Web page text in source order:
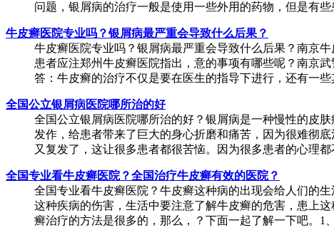
问题，银屑病的治疗一般是使用一些外用的药物，但是有些
牛皮癣医院专业吗？银屑病最严重会导致什么后果？
牛皮癣医院专业吗？银屑病最严重会导致什么后果？南京
患者应注郑州牛皮癣医院指出，意的事项有哪些呢？南京
答：牛皮癣的治疗不仅是要在医生的指导下进行，还有一些
全国公立银屑病医院哪所治的好
全国公立银屑病医院哪所治的好？银屑病是一种慢性的皮
发作，给患者带来了巨大的身心折磨和痛苦，因为很难彻
又复发了，这让很多患者都很苦恼。因为很多患者的心理都
全国专业看牛皮癣医院？全国治疗牛皮癣有效的医院？
全国专业看牛皮癣医院？牛皮癣这种病的出现会给人们的
这种疾病的伤害，生活中要注意了解牛皮癣的危害，患上
癣治疗的方法是很多的，那么，？下面一起了解一下吧。1